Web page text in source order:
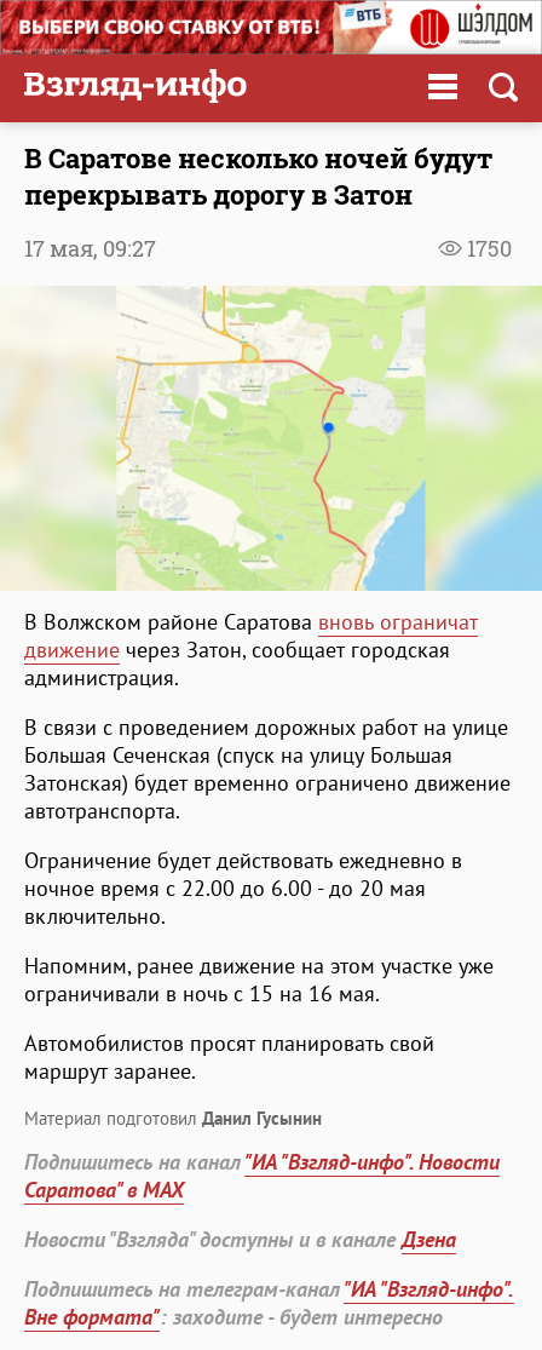
В Саратове несколько ночей будут
перекрывать дорогу в Затон
1750
17 мая, 09:27
В Волжском районе Саратова вновь ограничат
движение через Затон, сообщает городская
администрация.
В связи с проведением дорожных работ на улице
Большая Сеченская (спуск на улицу Большая
Затонская) будет временно ограничено движение
автотранспорта.
Ограничение будет действовать ежедневно в
ночное время с 22.00 до 6.00 - до 20 мая
включительно.
Напомним, ранее движение на этом участке уже
ограничивали в ночь с 15 на 16 мая.
Автомобилистов просят планировать свой
маршрут заранее.
Материал подготовил Данил Гусынин
Подпишитесь на канал"ИА "Взгляд-инфо". Новости
Саратова" в MAX
Новости "Взгляда" доступны и в каналеДзена
Подпишитесь на телеграм-канал"ИА "Взгляд-инфо".
Вне формата": заходите - будет интересно